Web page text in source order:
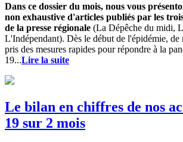
Dans ce dossier du mois, nous vous
non exhaustive d'articles publiés par les
de la presse régionale (La Dépêche du midi,
L'Indépendant). Dès le début de l'épidémie,
pris des mesures rapides pour répondre à la
19...Lire la suite
Le bilan en chiffres de nos
19 sur 2 mois